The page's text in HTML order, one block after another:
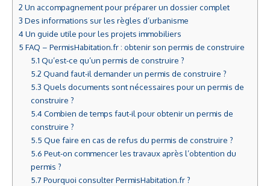
2 Un accompagnement pour préparer un dossier complet
3 Des informations sur les règles d’urbanisme
4Un guide utile pour les projets immobiliers
5 FAQ – PermisHabitation.fr : obtenir son permis de construire
5.1 Qu’est-ce qu’un permis de construire ?
5.2 Quand faut-il demander un permis de construire ?
5.3 Quels documents sont nécessaires pour un permis de
construire ?
5.4Combien de temps faut-il pour obtenir un permis de
construire ?
5.5 Que faire en cas de refus du permis de construire ?
5.6 Peut-on commencer les travaux après l’obtention du
permis ?
5.7 Pourquoi consulter PermisHabitation.fr ?